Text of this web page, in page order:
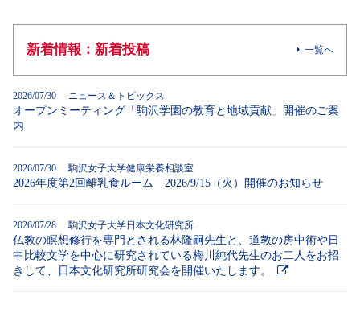
新着情報：新着投稿 一覧へ
2026/07/30 ニュース＆トピックス
オープンミーティング「駒沢学園の教育と地域貢献」開催のご案
内
2026/07/30 駒沢女子大学健康栄養相談室
2026年度第2回離乳食ルーム 2026/9/15（火）開催のお知らせ
2026/07/28 駒沢女子大学日本文化研究所
仏教の瞑想修行を専門とされる林隆嗣先生と、道教の房中術や日
中比較文学を中心に研究されている梅川純代先生のお二人をお招
きして、日本文化研究所研究会を開催いたします。